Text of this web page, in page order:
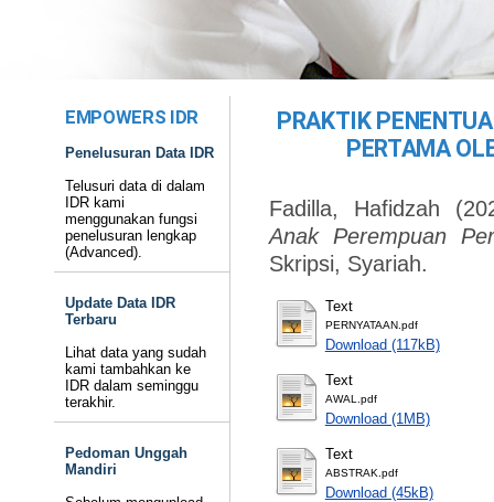
EMPOWERS IDR
Penelusuran Data IDR
Telusuri data di dalam
IDR kami
menggunakan fungsi
penelusuran lengkap
(Advanced).
Update Data IDR
Terbaru
Lihat data yang sudah
kami tambahkan ke
IDR dalam seminggu
terakhir.
Pedoman Unggah
Mandiri
PRAKTIK
PERTAMA
Fadilla, Hafidzah
Anak Perempuan
Skripsi, Syariah.
Text
PERNYATAAN.pdf
Download (117kB)
Text
AWAL.pdf
Download (1MB)
Text
ABSTRAK.pdf
Download (45kB)